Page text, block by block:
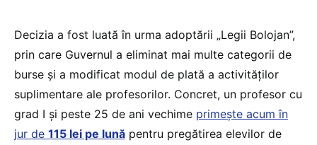
Decizia a fost luată în urma adoptării „Legii Bolojan”,
prin care Guvernul a eliminat mai multe categorii de
burse și a modificat modul de plată a activităților
suplimentare ale profesorilor. Concret, un profesor cu
grad I și peste 25 de ani vechime primește acum în
jur de 115 lei pe lună pentru pregătirea elevilor de